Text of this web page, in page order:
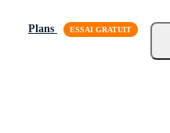
Plans